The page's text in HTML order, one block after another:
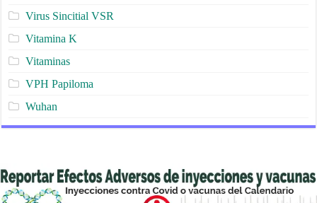
Virus Sincitial VSR
Vitamina K
Vitaminas
VPH Papiloma
Wuhan